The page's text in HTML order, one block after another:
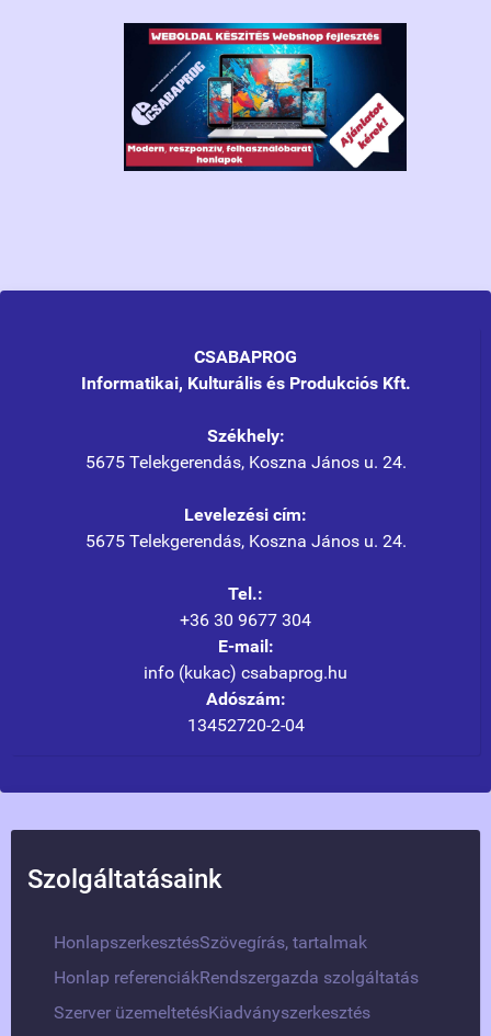
CSABAPROG
Informatikai, Kulturális és Produkciós Kft.
Székhely:
5675 Telekgerendás, Koszna János u. 24.
Levelezési cím:
5675 Telekgerendás, Koszna János u. 24.
Tel.:
+36 30 9677 304
E-mail:
info (kukac) csabaprog.hu
Adószám:
13452720-2-04
Szolgáltatásaink
HonlapszerkesztésSzövegírás, tartalmak
Honlap referenciákRendszergazda szolgáltatás
Szerver üzemeltetésKiadványszerkesztés